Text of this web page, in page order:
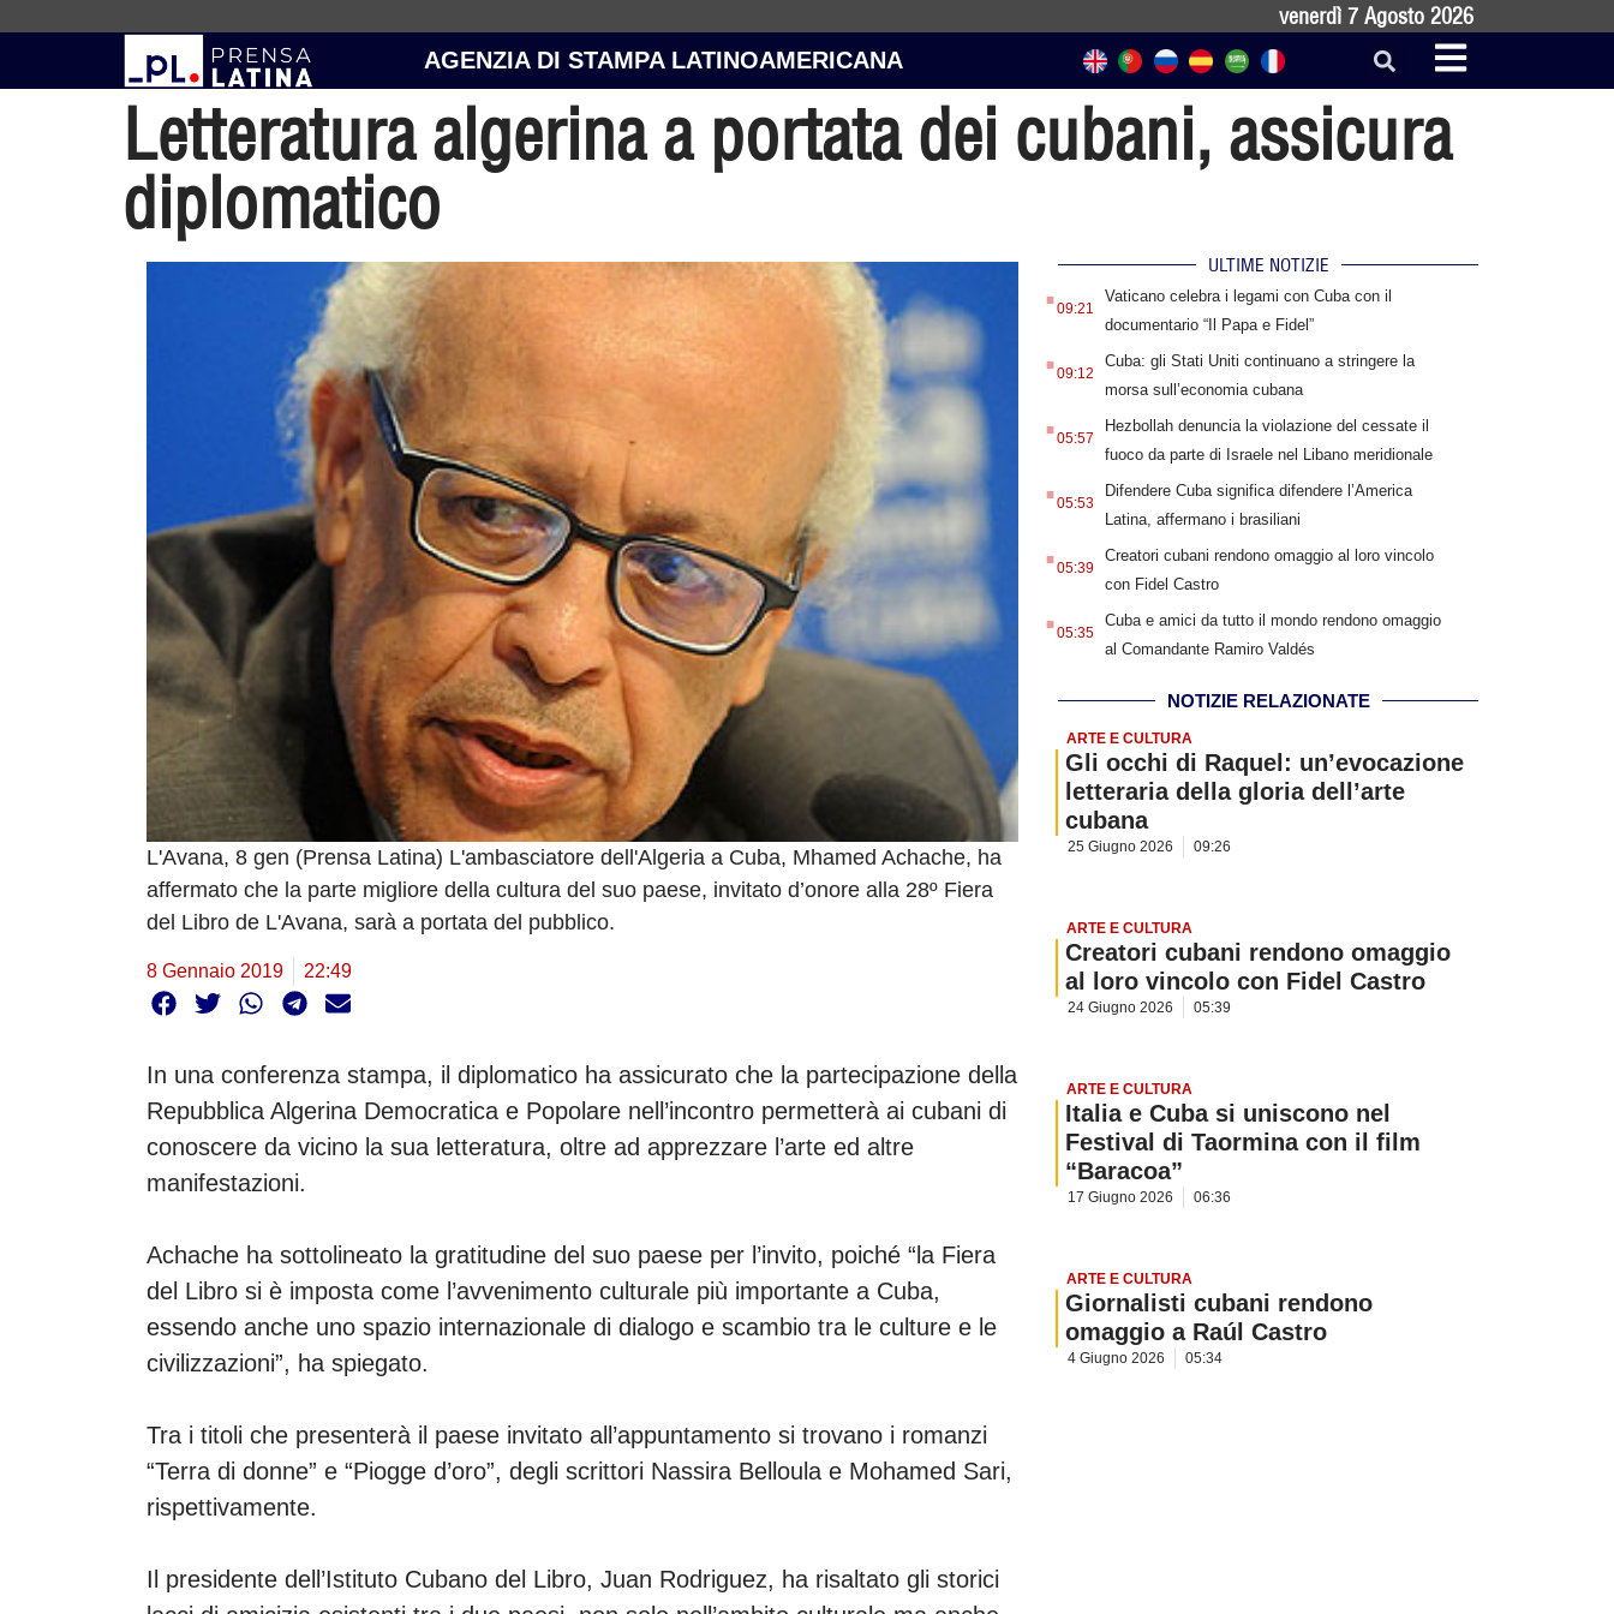
venerdì 7 Agosto 2026
AGENZIA DI STAMPA LATINOAMERICANA
Letteratura algerina a portata dei cubani, assicura
diplomatico
L'Avana, 8 gen (Prensa Latina) L'ambasciatore dell'Algeria a Cuba, Mhamed Achache, ha
affermato che la parte migliore della cultura del suo paese, invitato d’onore alla 28º Fiera
del Libro de L'Avana, sarà a portata del pubblico.
8 Gennaio 2019 22:49
In una conferenza stampa, il diplomatico ha assicurato che la partecipazione della
Repubblica Algerina Democratica e Popolare nell’incontro permetterà ai cubani di
conoscere da vicino la sua letteratura, oltre ad apprezzare l’arte ed altre
manifestazioni.
Achache ha sottolineato la gratitudine del suo paese per l’invito, poiché “la Fiera
del Libro si è imposta come l’avvenimento culturale più importante a Cuba,
essendo anche uno spazio internazionale di dialogo e scambio tra le culture e le
civilizzazioni”, ha spiegato.
Tra i titoli che presenterà il paese invitato all’appuntamento si trovano i romanzi
“Terra di donne” e “Piogge d’oro”, degli scrittori Nassira Belloula e Mohamed Sari,
rispettivamente.
Il presidente dell’Istituto Cubano del Libro, Juan Rodriguez, ha risaltato gli storici
ULTIME NOTIZIE
.09:21
Vaticano celebra i legami con Cuba con il
documentario “Il Papa e Fidel”
.09:12
Cuba: gli Stati Uniti continuano a stringere la
morsa sull’economia cubana
.05:57
Hezbollah denuncia la violazione del cessate il
fuoco da parte di Israele nel Libano meridionale
.05:53
Difendere Cuba significa difendere l’America
Latina, affermano i brasiliani
.05:39
Creatori cubani rendono omaggio al loro vincolo
con Fidel Castro
.05:35
Cuba e amici da tutto il mondo rendono omaggio
al Comandante Ramiro Valdés
NOTIZIE RELAZIONATE
ARTE E CULTURA
Gli occhi di Raquel: un’evocazione
letteraria della gloria dell’arte
cubana
25 Giugno 2026 09:26
ARTE E CULTURA
Creatori cubani rendono omaggio
al loro vincolo con Fidel Castro
24 Giugno 2026 05:39
ARTE E CULTURA
Italia e Cuba si uniscono nel
Festival di Taormina con il film
“Baracoa”
17 Giugno 2026 06:36
ARTE E CULTURA
Giornalisti cubani rendono
omaggio a Raúl Castro
4 Giugno 2026 05:34